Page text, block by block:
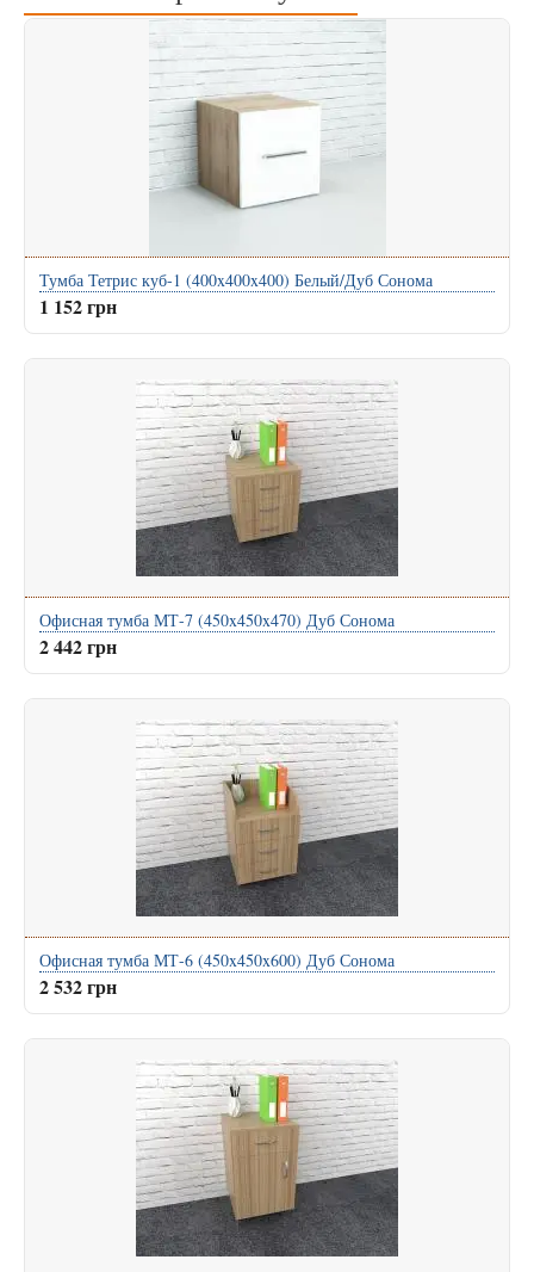
Тумба Тетрис куб-1 (400x400x400) Белый/Дуб Сонома
1 152 грн
Офисная тумба МТ-7 (450x450x470) Дуб Сонома
2 442 грн
Офисная тумба МТ-6 (450x450x600) Дуб Сонома
2 532 грн